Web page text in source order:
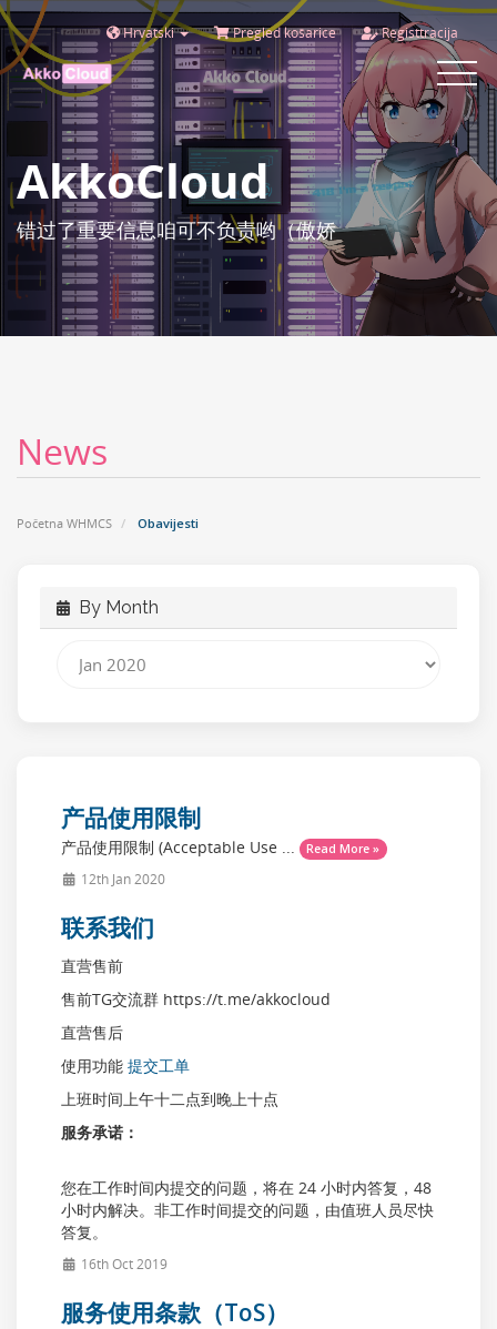
Hrvatski Pregled košarice Registtracija
Toggle
AkkoCloud
错过了重要信息咱可不负责哟（傲娇
News
Početna WHMCS Obavijesti
By Month
产品使用限制
产品使用限制 (Acceptable Use ... Read More »
12th Jan 2020
联系我们
直营售前
售前TG交流群 https://t.me/akkocloud
直营售后
使用功能 提交工单
上班时间上午十二点到晚上十点
服务承诺：
您在工作时间内提交的问题，将在 24 小时内答复，48
小时内解决。非工作时间提交的问题，由值班人员尽快
答复。
16th Oct 2019
服务使用条款（ToS）